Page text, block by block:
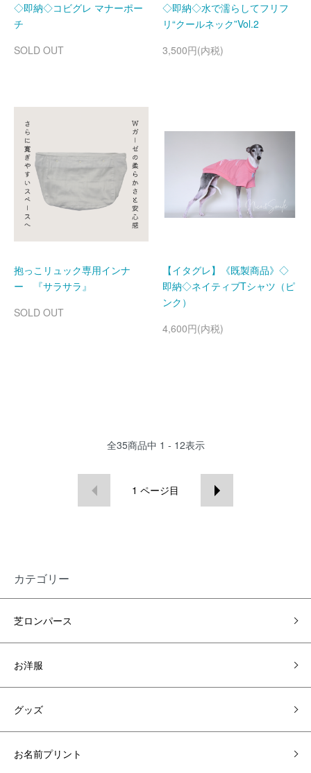
◇即納◇コビグレ マナーポー
チ
SOLD OUT
◇即納◇水で濡らしてフリフ
リ“クールネック”Vol.2
3,500円(内税)
抱っこリュック専用インナ
ー 『サラサラ』
SOLD OUT
【イタグレ】《既製商品》◇
即納◇ネイティブTシャツ（ピ
ンク）
4,600円(内税)
全35商品中 1 - 12表示
1 ページ目
カテゴリー
芝ロンパース
お洋服
グッズ
お名前プリント